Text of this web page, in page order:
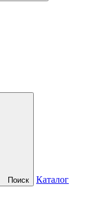
Поиск Каталог